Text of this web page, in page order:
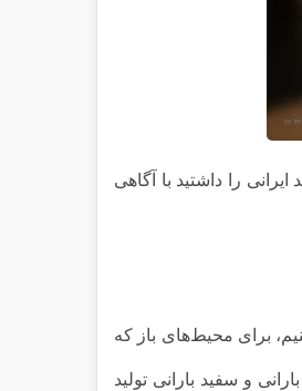
ایرانی را داشتید با آگاهی
برای محیط‌های باز که
و سفید بارانی تولید